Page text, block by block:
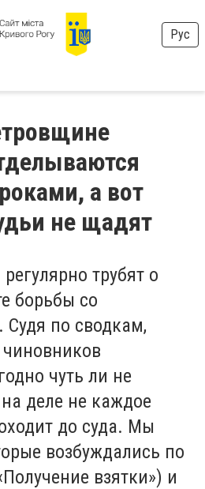
Рус
а вот
не щадят
трубят о
борьбы со
Судя по сводкам,
чуть ли не
деле не каждое
до суда. Мы
возбуждались по
взятки») и